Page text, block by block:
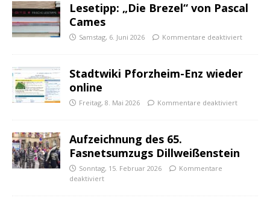
Lesetipp: „Die Brezel“ von Pascal
Cames
Samstag, 6. Juni 2026 Kommentare deaktiviert
Stadtwiki Pforzheim-Enz wieder
online
Freitag, 8. Mai 2026 Kommentare deaktiviert
Aufzeichnung des 65.
Fasnetsumzugs Dillweißenstein
Sonntag, 15. Februar 2026
Kommentare
deaktiviert